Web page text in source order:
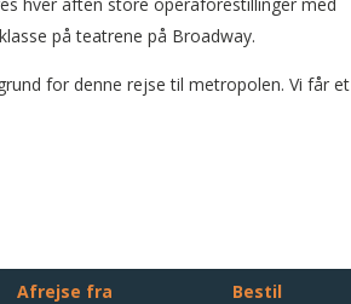
på teatrene på Broadway.
for denne rejse til metropolen. Vi får et
Afrejse fra
Bestil